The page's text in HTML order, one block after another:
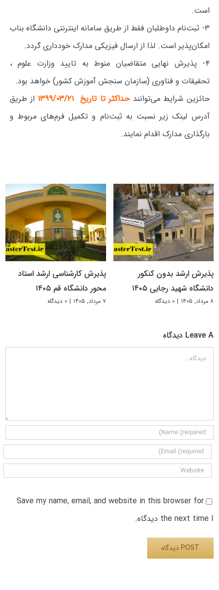
است.
۳- ثبت‌نام داوطلبان فقط از طریق سامانه اینترنتی دانشگاه بناب
امکان‌پذیر است. لذا از ارسال فیزیکی مدارک خودداری گردد.
۴- پذیرش نهایی متقاضیان منوط به تایید وزارت علوم ،
تحقیقات و فناوری (سازمان سنجش آموزش کشور) خواهد بود.
حائزین شرایط می‌توانندحداکثر تا تاریخ ۱۳۹۹/۰۳/۲۱
از طریق
آدرس لینک زیر نسبت به ثبت‌نام و تکمیل فرم‌های مربوط و
بارگذاری مدارک اقدام نمایند.
پذیرش ارشد بدون کنکور
دانشگاه شهید رجایی ۱۴۰۵
۸ مرداد, ۱۴۰۵ | ۰ دیدگاه
پذیرش کارشناسی ارشد استاد
محور دانشگاه قم ۱۴۰۵
۷ مرداد, ۱۴۰۵ | ۰ دیدگاه
Leave A دیدگاه
دیدگاه
Save my name, email, and website in this browser for
the next time I دیدگاه.